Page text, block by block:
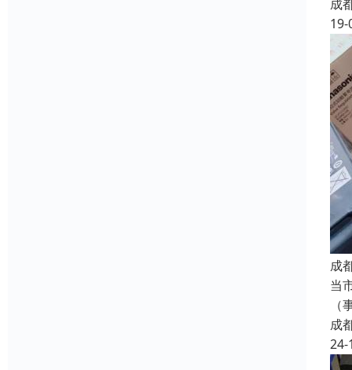
成
19-
成
当
成
24-